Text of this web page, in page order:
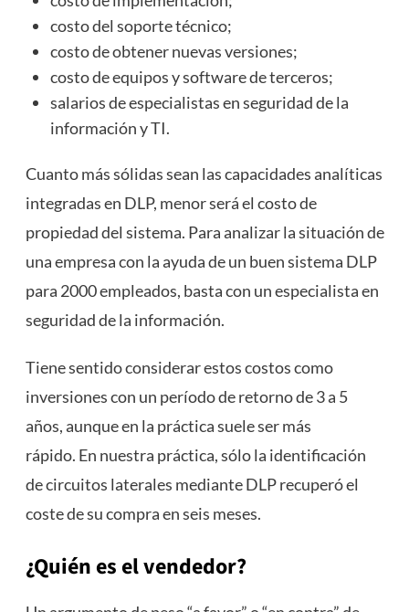
costo del soporte técnico;
costo de obtener nuevas versiones;
costo de equipos y software de terceros;
salarios de especialistas en seguridad de la
información y TI.
Cuanto más sólidas sean las capacidades analíticas
integradas en DLP, menor será el costo de
propiedad del sistema. Para analizar la situación de
una empresa con la ayuda de un buen sistema DLP
para 2000 empleados, basta con un especialista en
seguridad de la información.
Tiene sentido considerar estos costos como
inversiones con un período de retorno de 3 a 5
años, aunque en la práctica suele ser más
rápido. En nuestra práctica, sólo la identificación
de circuitos laterales mediante DLP recuperó el
coste de su compra en seis meses.
¿Quién es el vendedor?